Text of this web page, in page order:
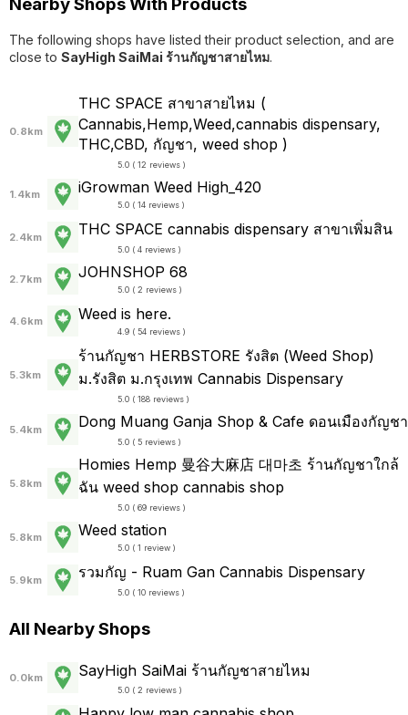
Nearby Shops With Products
The following shops have listed their product selection, and are
close to SayHigh SaiMai ร้านกัญชาสายไหม.
0.8km
THC SPACE สาขาสายไหม (
Cannabis,Hemp,Weed,cannabis dispensary,
THC,CBD, กัญชา, weed shop )
5.0 ( 12 reviews )
1.4km iGrowman Weed High_420
5.0 ( 14 reviews )
2.4km THC SPACE cannabis dispensary สาขาเพิ่มสิน
5.0 ( 4 reviews )
2.7km JOHNSHOP 68
5.0 ( 2 reviews )
4.6km Weed is here.
4.9 ( 54 reviews )
5.3km
ร้านกัญชา HERBSTORE รังสิต (Weed Shop)
ม.รังสิต ม.กรุงเทพ Cannabis Dispensary
5.0 ( 188 reviews )
5.4km Dong Muang Ganja Shop & Cafe ดอนเมืองกัญชา
5.0 ( 5 reviews )
5.8km
Homies Hemp 曼谷大麻店 대마초 ร้านกัญชาใกล้
ฉัน weed shop cannabis shop
5.0 ( 69 reviews )
5.8km Weed station
5.0 ( 1 review )
5.9km รวมกัญ - Ruam Gan Cannabis Dispensary
5.0 ( 10 reviews )
All Nearby Shops
0.0km SayHigh SaiMai ร้านกัญชาสายไหม
5.0 ( 2 reviews )